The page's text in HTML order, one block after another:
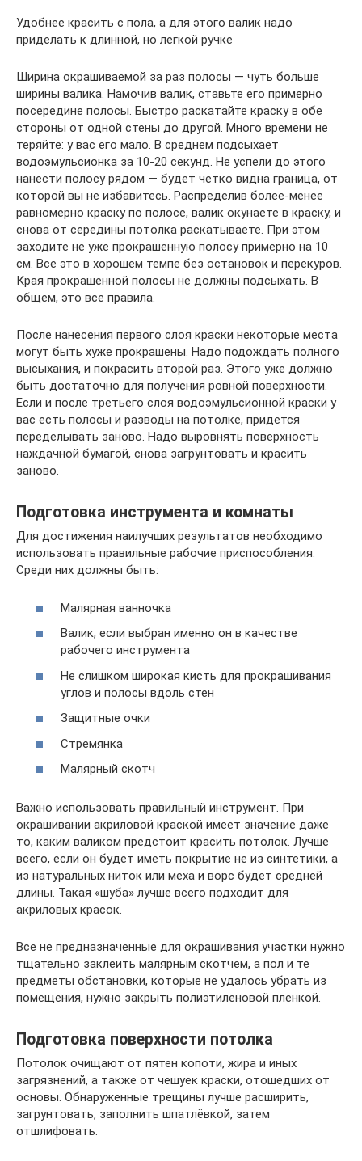
Удобнее красить с пола, а для этого валик надо
приделать к длинной, но легкой ручке
Ширина окрашиваемой за раз полосы — чуть больше
ширины валика. Намочив валик, ставьте его примерно
посередине полосы. Быстро раскатайте краску в обе
стороны от одной стены до другой. Много времени не
теряйте: у вас его мало. В среднем подсыхает
водоэмульсионка за 10-20 секунд. Не успели до этого
нанести полосу рядом — будет четко видна граница, от
которой вы не избавитесь. Распределив более-менее
равномерно краску по полосе, валик окунаете в краску, и
снова от середины потолка раскатываете. При этом
заходите не уже прокрашенную полосу примерно на 10
см. Все это в хорошем темпе без остановок и перекуров.
Края прокрашенной полосы не должны подсыхать. В
общем, это все правила.
После нанесения первого слоя краски некоторые места
могут быть хуже прокрашены. Надо подождать полного
высыхания, и покрасить второй раз. Этого уже должно
быть достаточно для получения ровной поверхности.
Если и после третьего слоя водоэмульсионной краски у
вас есть полосы и разводы на потолке, придется
переделывать заново. Надо выровнять поверхность
наждачной бумагой, снова загрунтовать и красить
заново.
Подготовка инструмента и комнаты
Для достижения наилучших результатов необходимо
использовать правильные рабочие приспособления.
Среди них должны быть:
Малярная ванночка
Валик, если выбран именно он в качестве
рабочего инструмента
Не слишком широкая кисть для прокрашивания
углов и полосы вдоль стен
Защитные очки
Стремянка
Малярный скотч
Важно использовать правильный инструмент. При
окрашивании акриловой краской имеет значение даже
то, каким валиком предстоит красить потолок. Лучше
всего, если он будет иметь покрытие не из синтетики, а
из натуральных ниток или меха и ворс будет средней
длины. Такая «шуба» лучше всего подходит для
акриловых красок.
Все не предназначенные для окрашивания участки нужно
тщательно заклеить малярным скотчем, а пол и те
предметы обстановки, которые не удалось убрать из
помещения, нужно закрыть полиэтиленовой пленкой.
Подготовка поверхности потолка
Потолок очищают от пятен копоти, жира и иных
загрязнений, а также от чешуек краски, отошедших от
основы. Обнаруженные трещины лучше расширить,
загрунтовать, заполнить шпатлёвкой, затем
отшлифовать.